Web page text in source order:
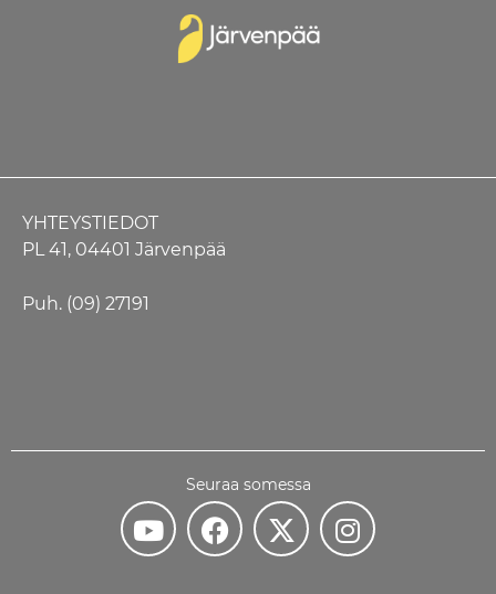
YHTEYSTIEDOT
PL 41, 04401 Järvenpää
Puh. (09) 27191
Seuraa somessa